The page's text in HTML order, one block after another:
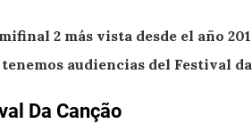
2 más vista desde el año
audiencias del Festival da